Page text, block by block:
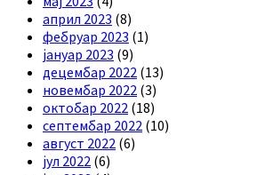
април 2023 (8)
фебруар 2023 (1)
јануар 2023 (9)
децембар 2022 (13)
новембар 2022 (3)
октобар 2022 (18)
септембар 2022 (10)
август 2022 (6)
јул 2022 (6)